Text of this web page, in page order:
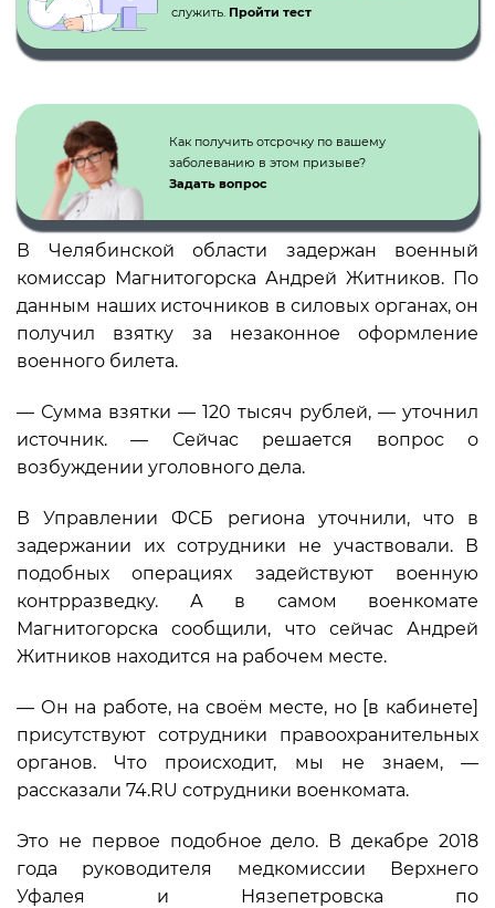
служить. Пройти тест
Как получить отсрочку по вашему
заболеванию в этом призыве?
Задать вопрос
В Челябинской области задержан военный
комиссар Магнитогорска Андрей Житников. По
данным наших источников в силовых органах, он
получил взятку за незаконное оформление
военного билета.
— Сумма взятки — 120 тысяч рублей, — уточнил
источник. — Сейчас решается вопрос о
возбуждении уголовного дела.
В Управлении ФСБ региона уточнили, что в
задержании их сотрудники не участвовали. В
подобных операциях задействуют военную
контрразведку. А в самом военкомате
Магнитогорска сообщили, что сейчас Андрей
Житников находится на рабочем месте.
— Он на работе, на своём месте, но [в кабинете]
присутствуют сотрудники правоохранительных
органов. Что происходит, мы не знаем, —
рассказали 74.RU сотрудники военкомата.
Это не первое подобное дело. В декабре 2018
года руководителя медкомиссии Верхнего
Уфалея и Нязепетровска по